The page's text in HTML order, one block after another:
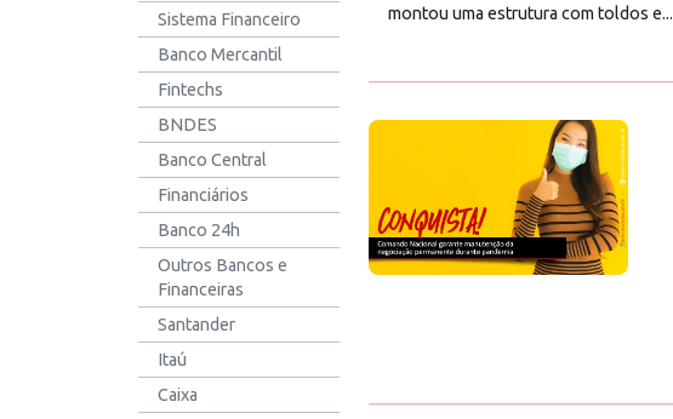
Sistema Financeiro
Banco Mercantil
Fintechs
BNDES
Banco Central
Financiários
Banco 24h
Outros Bancos e
Financeiras
Santander
Itaú
Caixa
montou uma estrutura com toldos e...